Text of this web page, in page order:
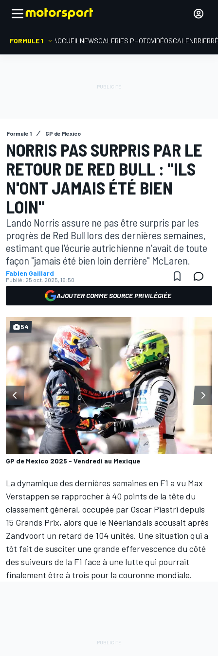
FORMULE 1 ACCUEIL NEWSGALERIES PHOTOVIDÉOSCALENDRIER
Formule 1 GP de Mexico
NORRIS PAS SURPRIS PAR LE
RETOUR DE RED BULL : "ILS
N'ONT JAMAIS ÉTÉ BIEN
LOIN"
Lando Norris assure ne pas être surpris par les
progrès de Red Bull lors des dernières semaines,
estimant que l'écurie autrichienne n'avait de toute
façon "jamais été bien loin derrière" McLaren.
Fabien Gaillard
Publié: 25 oct. 2025, 16:50
AJOUTER COMME SOURCE PRIVILÉGIÉE
GP de Mexico 2025 - Vendredi au Mexique
54
La dynamique des dernières semaines en F1 a vu Max
Verstappen se rapprocher à 40 points de la tête du
classement général, occupée par Oscar Piastri depuis
15 Grands Prix, alors que le Néerlandais accusait après
Zandvoort un retard de 104 unités. Une situation qui a
tôt fait de susciter une grande effervescence du côté
des suiveurs de la F1 face à une lutte qui pourrait
finalement être à trois pour la couronne mondiale.